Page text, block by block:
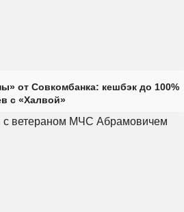
от Совкомбанка: кешбэк до 100%
с «Халвой»